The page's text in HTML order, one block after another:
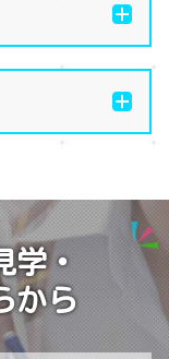
最高のデジタル
✨～第二段～
ます✊💕
学・
から